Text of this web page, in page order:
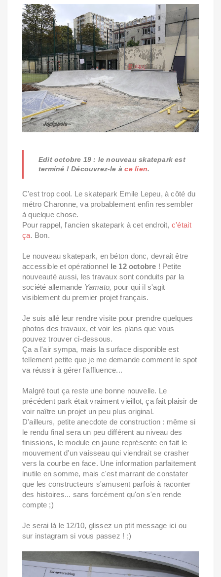
Edit octobre 19 : le nouveau skatepark est
terminé ! Découvrez-le àce lien.
C'est trop cool. Le skatepark Emile Lepeu, à côté du
métro Charonne, va probablement enfin ressembler
à quelque chose.
Pour rappel, l'ancien skatepark à cet endroit, c'était
ça. Bon.
Le nouveau skatepark, en béton donc, devrait être
accessible et opérationnel le 12 octobre ! Petite
nouveauté aussi, les travaux sont conduits par la
société allemande Yamato, pour qui il s'agit
visiblement du premier projet français.
Je suis allé leur rendre visite pour prendre quelques
photos des travaux, et voir les plans que vous
pouvez trouver ci-dessous.
Ça a l'air sympa, mais la surface disponible est
tellement petite que je me demande comment le spot
va réussir à gérer l'affluence...
Malgré tout ça reste une bonne nouvelle. Le
précédent park était vraiment vieillot, ça fait plaisir de
voir naître un projet un peu plus original.
D'ailleurs, petite anecdote de construction : même si
le rendu final sera un peu différent au niveau des
finissions, le module en jaune représente en fait le
mouvement d'un vaisseau qui viendrait se crasher
vers la courbe en face. Une information parfaitement
inutile en somme, mais c'est marrant de constater
que les constructeurs s'amusent parfois à raconter
des histoires... sans forcément qu'on s'en rende
compte ;)
Je serai là le 12/10, glissez un ptit message ici ou
sur instagram si vous passez ! ;)